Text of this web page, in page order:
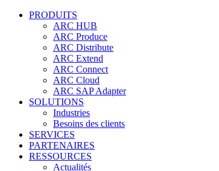
PRODUITS
ARC HUB
ARC Produce
ARC Distribute
ARC Extend
ARC Connect
ARC Cloud
ARC SAP Adapter
SOLUTIONS
Industries
Besoins des clients
SERVICES
PARTENAIRES
RESSOURCES
Actualités